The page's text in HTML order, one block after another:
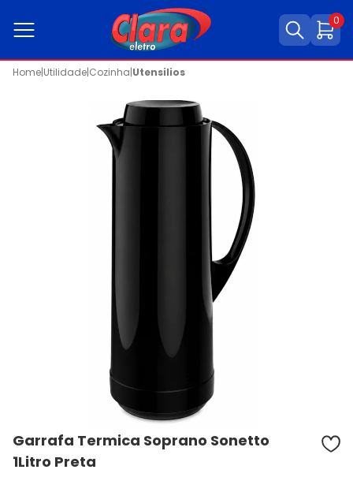
0
Home|Utilidade|Cozinha|Utensilios
Garrafa Termica Soprano Sonetto
1Litro Preta